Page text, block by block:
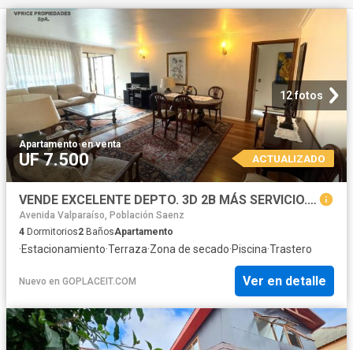
12 fotos
Apartamento·en venta
UF 7.500 ACTUALIZADO
VENDE EXCELENTE DEPTO. 3D 2B MÁS SERVICIO. ESTACIONAMIENTO, BODEGA, TERRAZA, PISCINA
Avenida Valparaíso, Población Saenz
4 Dormitorios2 BañosApartamento
·Estacionamiento·Terraza·Zona de secado·Piscina·Trastero
Nuevo en GOPLACEIT.COM Ver en detalle